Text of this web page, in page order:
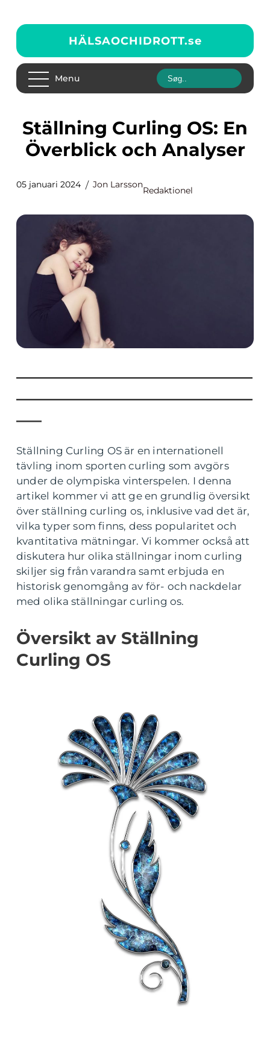
HÄLSAOCHIDROTT.se
Menu
Ställning Curling OS: En
Överblick och Analyser
05 januari 2024 Jon Larsson
Redaktionel
Ställning Curling OS är en internationell
tävling inom sporten curling som avgörs
under de olympiska vinterspelen. I denna
artikel kommer vi att ge en grundlig översikt
över ställning curling os, inklusive vad det är,
vilka typer som finns, dess popularitet och
kvantitativa mätningar. Vi kommer också att
diskutera hur olika ställningar inom curling
skiljer sig från varandra samt erbjuda en
historisk genomgång av för- och nackdelar
med olika ställningar curling os.
Översikt av Ställning
Curling OS